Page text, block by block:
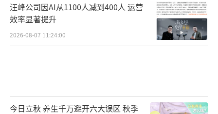
汪峰公司因AI从1100人减到400人 运营
效率显著提升
2026-08-07 11:24:00
今日立秋 养生千万避开六大误区 秋季